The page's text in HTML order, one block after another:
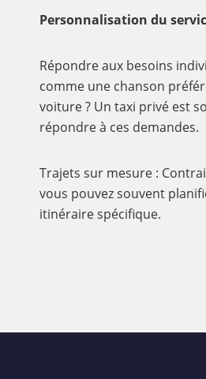
Personnalisation du
Répondre aux besoins
comme une chanson
voiture ? Un taxi privé est
répondre à ces demandes.
Trajets sur mesure :
vous pouvez souvent
itinéraire spécifique.